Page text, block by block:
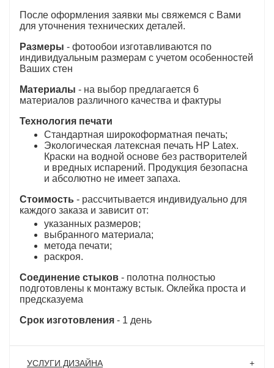
После оформления заявки мы свяжемся с Вами
для уточнения технических деталей.
Размеры - фотообои изготавливаются по
индивидуальным размерам с учетом особенностей
Ваших стен
Материалы - на выбор предлагается 6
материалов различного качества и фактуры
Технология печати
Стандартная широкоформатная печать;
Экологическая латексная печать HP Latex.
Краски на водной основе без растворителей
и вредных испарений. Продукция безопасна
и абсолютно не имеет запаха.
Стоимость - рассчитывается индивидуально для
каждого заказа и зависит от:
указанных размеров;
выбранного материала;
метода печати;
раскроя.
Соединение стыков - полотна полностью
подготовлены к монтажу встык. Оклейка проста и
предсказуема
Срок изготовления - 1 день
УСЛУГИ ДИЗАЙНА